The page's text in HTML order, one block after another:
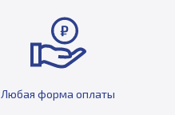
Любая форма оплаты